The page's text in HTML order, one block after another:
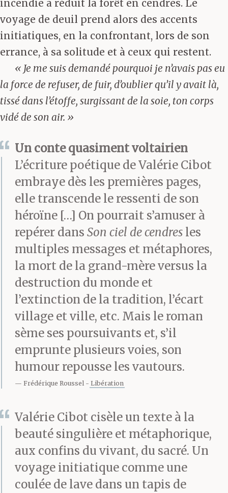
incendie a réduit la forêt en cendres. Le
voyage de deuil prend alors des accents
initiatiques, en la confrontant, lors de son
errance, à sa solitude et à ceux qui restent.
« Je me suis demandé pourquoi je n’avais pas eu
la force de refuser, de fuir, d’oublier qu’il y avait là,
tissé dans l’étoffe, surgissant de la soie, ton corps
vidé de son air. »
Un conte quasiment voltairien
L’écriture poétique de Valérie Cibot
embraye dès les premières pages,
elle transcende le ressenti de son
héroïne […] On pourrait s’amuser à
repérer dans Son ciel de cendres les
multiples messages et métaphores,
la mort de la grand-mère versus la
destruction du monde et
l’extinction de la tradition, l’écart
village et ville, etc. Mais le roman
sème ses poursuivants et, s’il
emprunte plusieurs voies, son
humour repousse les vautours.
Frédérique Roussel Libération
Valérie Cibot cisèle un texte à la
beauté singulière et métaphorique,
aux confins du vivant, du sacré. Un
voyage initiatique comme une
coulée de lave dans un tapis de